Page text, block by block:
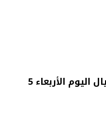
أسعار العملات مقابل الريال اليوم الأربعاء 5